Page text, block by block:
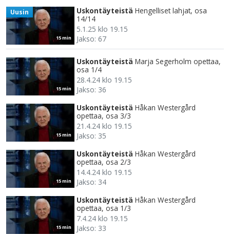
15 min
Uusin Uskontäyteistä Hengelliset lahjat, osa
14/14
5.1.25 klo 19.15
Jakso: 67
15 min
Uskontäyteistä Marja Segerholm opettaa,
osa 1/4
28.4.24 klo 19.15
Jakso: 36
15 min
Uskontäyteistä Håkan Westergård
opettaa, osa 3/3
21.4.24 klo 19.15
Jakso: 35
15 min
Uskontäyteistä Håkan Westergård
opettaa, osa 2/3
14.4.24 klo 19.15
Jakso: 34
15 min
Uskontäyteistä Håkan Westergård
opettaa, osa 1/3
7.4.24 klo 19.15
Jakso: 33